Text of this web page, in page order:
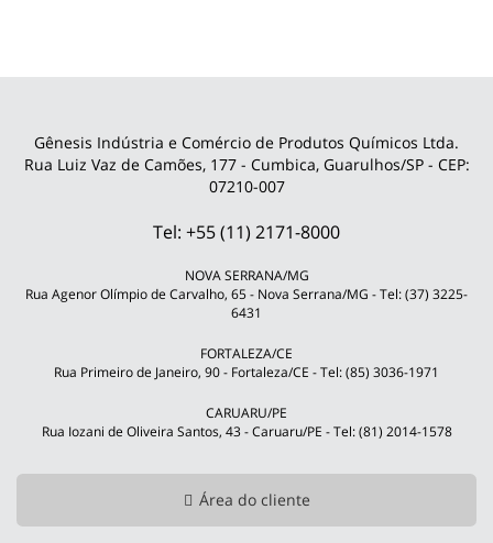
Gênesis Indústria e Comércio de Produtos Químicos Ltda.
Rua Luiz Vaz de Camões, 177 - Cumbica, Guarulhos/SP - CEP:
07210-007
Tel: +55 (11) 2171-8000
NOVA SERRANA/MG
Rua Agenor Olímpio de Carvalho, 65 - Nova Serrana/MG - Tel: (37) 3225-
6431
FORTALEZA/CE
Rua Primeiro de Janeiro, 90 - Fortaleza/CE - Tel: (85) 3036-1971
CARUARU/PE
Rua Iozani de Oliveira Santos, 43 - Caruaru/PE - Tel: (81) 2014-1578
Área do cliente